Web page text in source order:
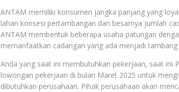
ANTAM memiliki konsumen jangka panjang yang
lahan konsesi pertambangan dan besarnya jumlah
ANTAM membentuk beberapa usaha patungan
memanfaatkan cadangan yang ada menjadi
Anda yang saat ini membutuhkan pekerjaan, saat ini
lowongan pekerjaan di bulan Maret 2025 untuk
dibutuhkan perusahaan. Pihak perusahaan akan